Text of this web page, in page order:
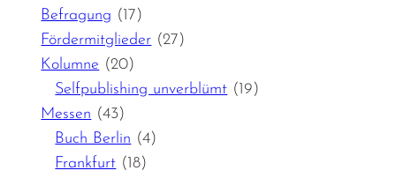
Befragung (17)
Fördermitglieder (27)
Kolumne (20)
Selfpublishing unverblümt (19)
Messen (43)
Buch Berlin (4)
Frankfurt (18)